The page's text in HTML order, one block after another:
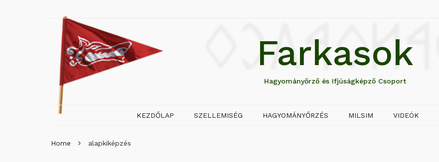
Farkasok
Hagyományőrző és Ifjúságképző Csoport
KEZDŐLAP SZELLEMISÉG HAGYOMÁNYŐRZÉS MILSIM VIDEÓK
Home alapkiképzés